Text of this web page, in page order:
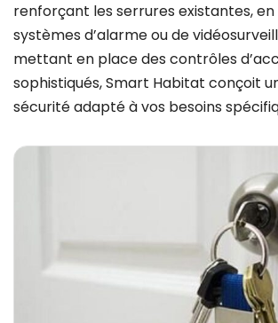
renforçant les serrures existantes,
systèmes d’alarme ou de
mettant en place des contrôles
sophistiqués, Smart Habitat conçoit
sécurité adapté à vos besoins